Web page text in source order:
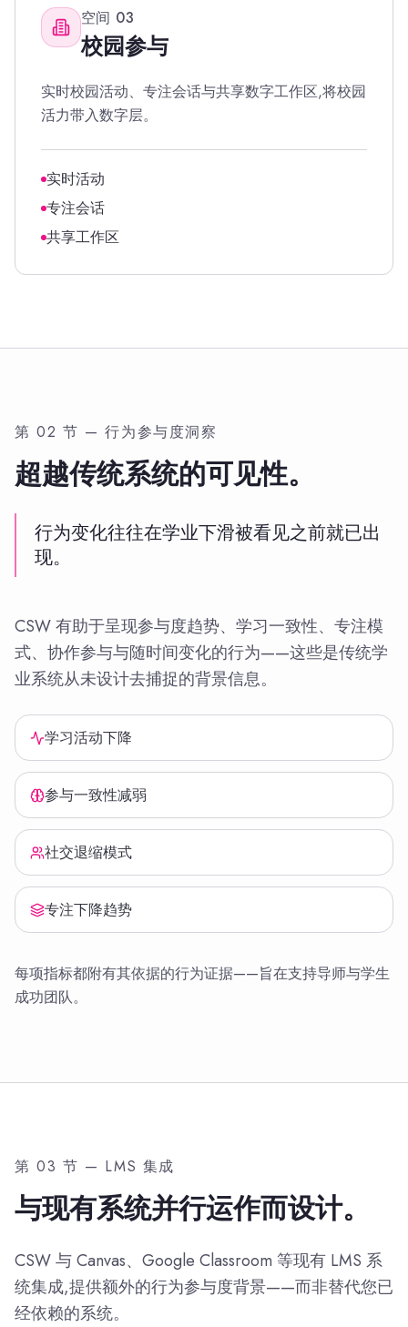
空间 03
校园参与
实时校园活动、专注会话与共享数字工作区,将校园
活力带入数字层。
实时活动
专注会话
共享工作区
第 02 节 — 行为参与度洞察
超越传统系统的可见性。
行为变化往往在学业下滑被看见之前就已出
现。
CSW 有助于呈现参与度趋势、学习一致性、专注模
式、协作参与与随时间变化的行为——这些是传统学
业系统从未设计去捕捉的背景信息。
学习活动下降
参与一致性减弱
社交退缩模式
专注下降趋势
每项指标都附有其依据的行为证据——旨在支持导师与学生
成功团队。
第 03 节 — LMS 集成
与现有系统并行运作而设计。
CSW 与 Canvas、Google Classroom 等现有 LMS 系
统集成,提供额外的行为参与度背景——而非替代您已
经依赖的系统。